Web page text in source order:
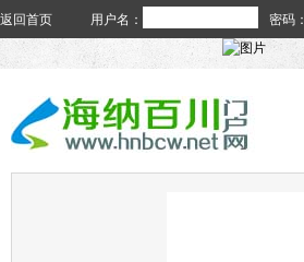
返回首页 用户名： 密码：